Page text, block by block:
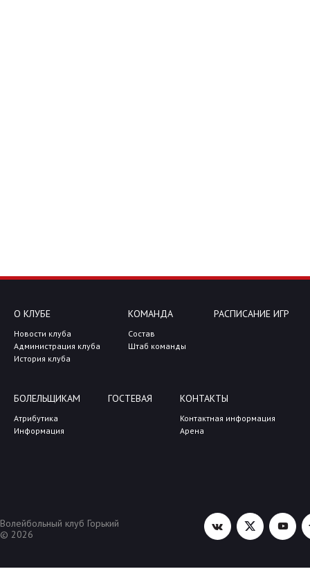
О КЛУБЕ
Новости клуба
Администрация клуба
История клуба
КОМАНДА
Состав
Штаб команды
РАСПИСАНИЕ ИГР
БОЛЕЛЬЩИКАМ
Атрибутика
Информация
ГОСТЕВАЯ КОНТАКТЫ
Контактная информация
Арена
Волейбольный клуб Горький
© 2026